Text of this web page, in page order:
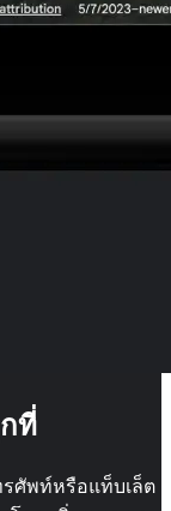
ที่
ศัพท์หรือแท็บเล็ต